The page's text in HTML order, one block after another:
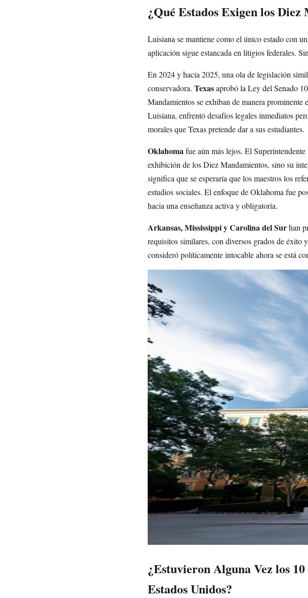
¿Qué Estados Exigen los Diez
Luisiana se mantiene como el único estado con
aplicación sigue estancada en litigios federales.
En 2024 y hacia 2025, una ola de legislación
conservadora. Texasaprobó la Ley del Senado
Mandamientos se exhiban de manera
Luisiana, enfrentó desafíos legales inmediatos
morales que Texas pretende dar a sus estudiantes.
Oklahomafue aún más lejos. El
exhibición de los Diez Mandamientos, sino su
significa que se esperaría que los maestros los
estudios sociales. El enfoque de Oklahoma fue
hacia una enseñanza activa y obligatoria.
Arkansas, Mississippi y Carolina del Surhan
requisitos similares, con diversos grados de éxito
consideró políticamente intocable ahora se está
¿Estuvieron Alguna Vez los
Estados Unidos?